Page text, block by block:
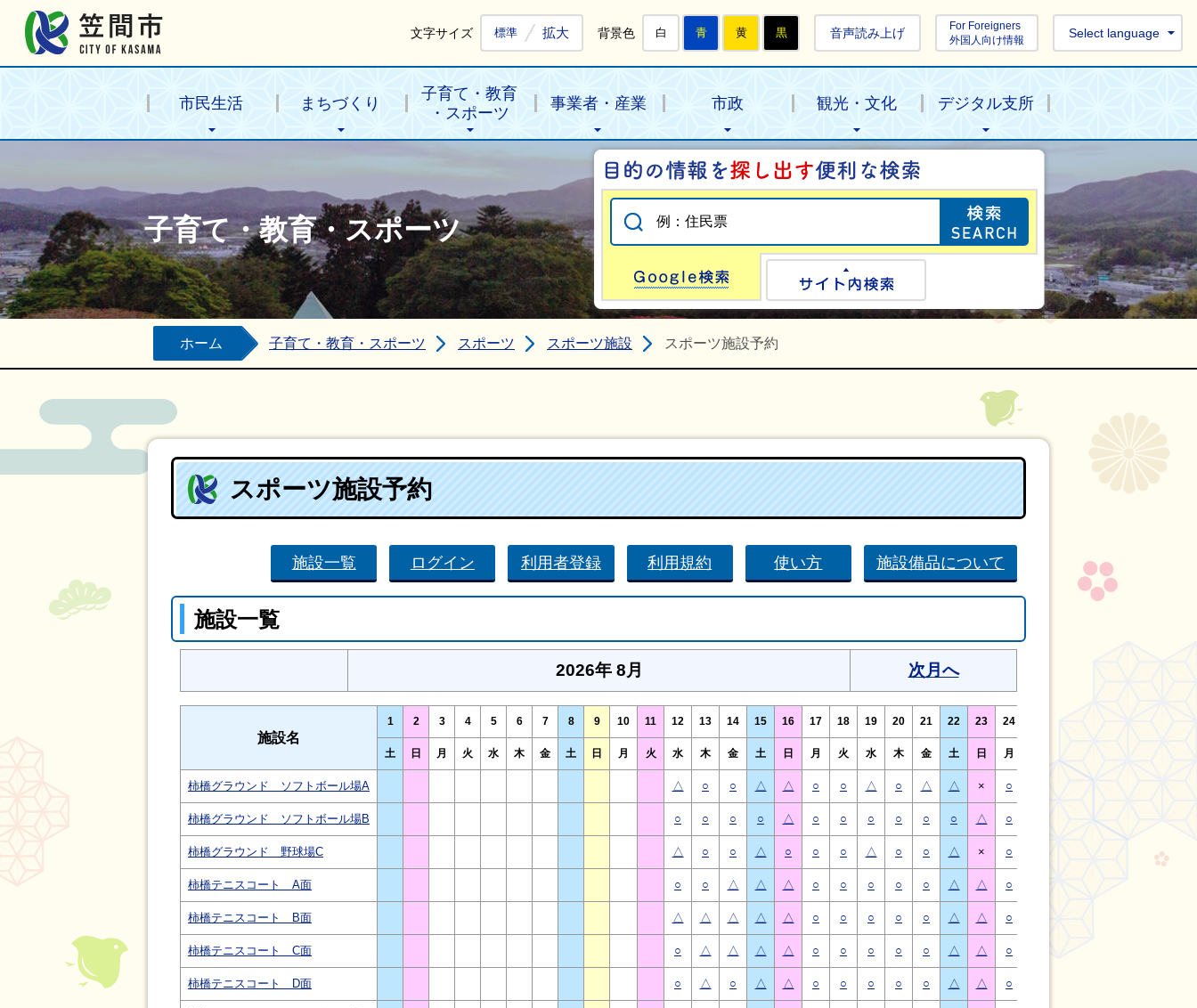
文字サイズ 標準 拡大 背景色 白 青 黄 黒 音声読み上げ
For Foreigners
外国人向け情報
Select language
市民生活 まちづくり
子育て・教育
・スポーツ
事業者・産業 市政 観光・文化 デジタル支所
子育て・教育・スポーツ
目的の情報を探
Google検索
ホーム 子育て・教育・スポーツ スポーツ スポーツ施設 スポーツ施設予約
スポーツ施設予約
施設一覧 ログイン 利用者登録 利用規約 使い方 施設備品について
施設一覧
2026年 8月 次月へ
施設名
1 2 3 4 5 6 7 8 9 10 11 12 13 14 15 16 17 18 19 20 21 22 23 24
土 日 月 火 水 木 金 土 日 月 火 水 木 金 土 日 月 火 水 木 金 土 日 月
柿橋グラウンド ソフトボール場A △ ○ ○ △ △ ○ ○ △ ○ △ △ × ○
柿橋グラウンド ソフトボール場B ○ ○ ○ ○ △ ○ ○ ○ ○ ○ ○ △ ○ ○
柿橋グラウンド 野球場C △ ○ ○ △ ○ ○ ○ △ ○ ○ △ × ○
柿橋テニスコート A面 ○ ○ △ △ △ ○ ○ ○ ○ ○ △ △ ○
柿橋テニスコート B面 △ △ △ △ △ ○ ○ ○ ○ ○ △ △ ○
柿橋テニスコート C面 ○ △ △ △ △ ○ ○ ○ ○ ○ △ △ ○
柿橋テニスコート D面 ○ △ ○ △ △ ○ ○ ○ ○ ○ △ △ ○